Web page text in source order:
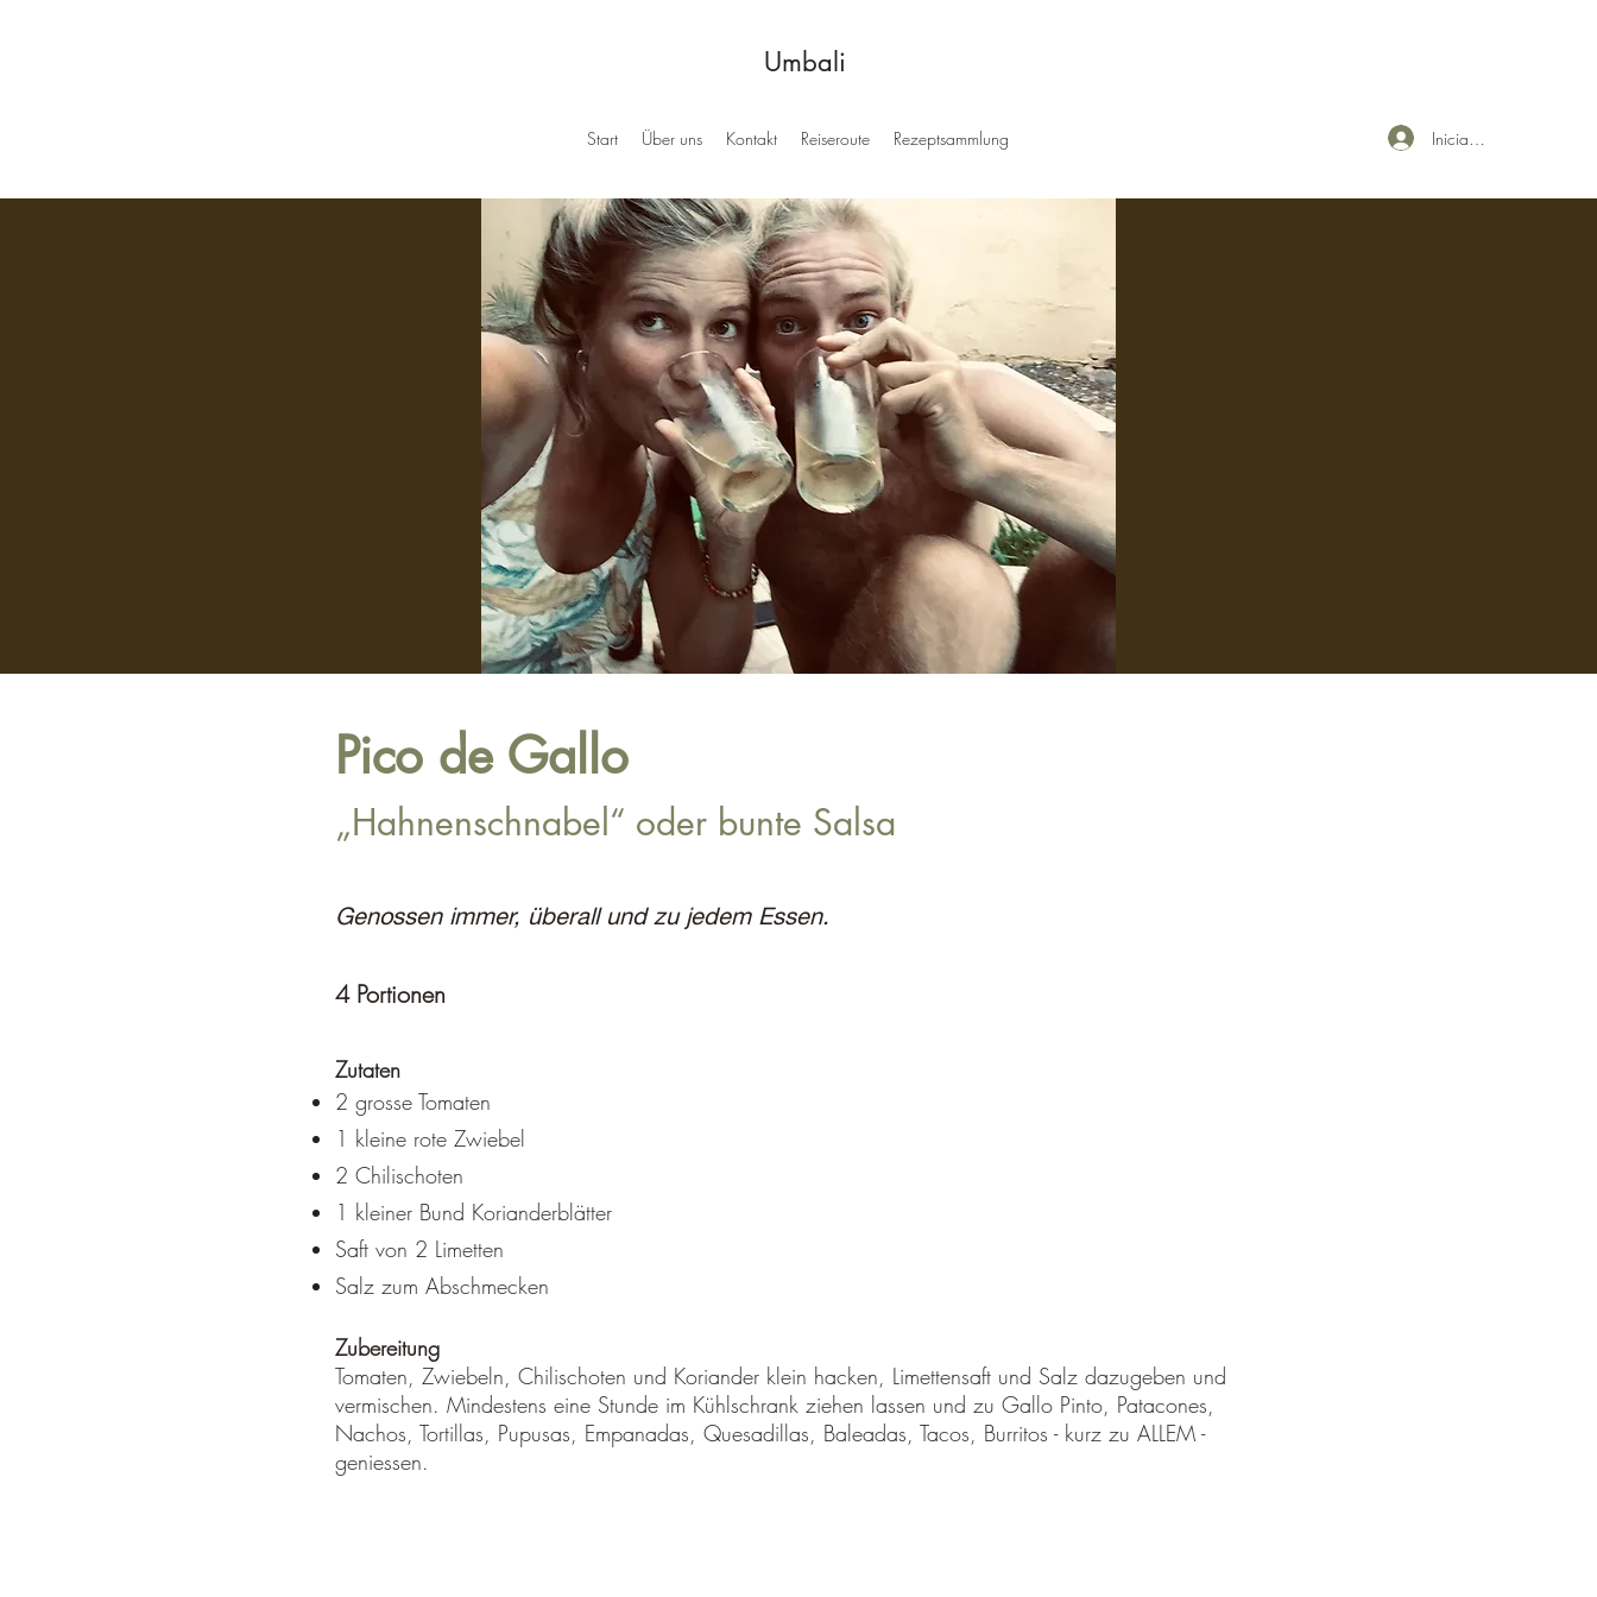
Umbali
Start Über uns Kontakt Reiseroute Rezeptsammlung Iniciar sesión
Pico de Gallo
„Hahnenschnabel“ oder bunte Salsa
Genossen immer, überall und zu jedem Essen.
4 Portionen
Zutaten
2 grosse Tomaten
1 kleine rote Zwiebel
2 Chilischoten
1 kleiner Bund Korianderblätter
Saft von 2 Limetten
Salz zum Abschmecken
Zubereitung
Tomaten, Zwiebeln, Chilischoten und Koriander klein hacken, Limettensaft und Salz dazugeben und
vermischen. Mindestens eine Stunde im Kühlschrank ziehen lassen und zu Gallo Pinto, Patacones,
Nachos, Tortillas, Pupusas, Empanadas, Quesadillas, Baleadas, Tacos, Burritos - kurz zu ALLEM -
geniessen.